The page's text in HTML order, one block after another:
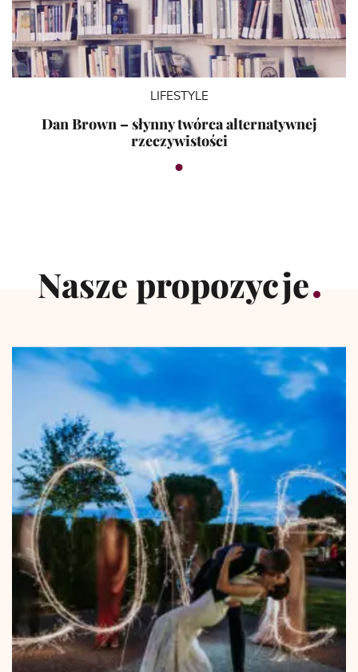
LIFESTYLE
Dan Brown – słynny twórca alternatywnej
rzeczywistości
Nasze propozycje